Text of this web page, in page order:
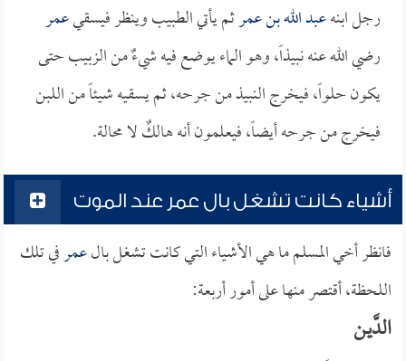
رجل ابنهعبد الله بن عمرثم يأتي الطبيب وينظر فيسقيعمر
رضي الله عنه نبيذاً، وهو الماء يوضع فيه شيءٌ من الزبيب حتى
يكون حلواً، فيخرج النبيذ من جرحه، ثم يسقيه شيئاً من اللبن
فيخرج من جرحه أيضاً، فيعلمون أنه هالكٌ لا محالة.
أشياء كانت تشغل بال عمر عند الموت
فانظر أخي المسلم ما هي الأشياء التي كانت تشغل بالعمرفي تلك
اللحظة، أقتصر منها على أمور أربعة:
الدَّيـن